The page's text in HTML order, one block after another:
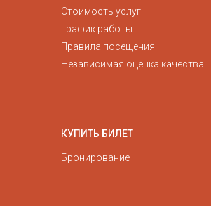
Стоимость услуг
График работы
Правила посещения
Независимая оценка качества
КУПИТЬ БИЛЕТ
Бронирование